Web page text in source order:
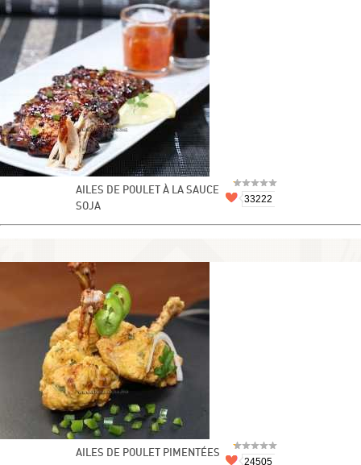
AILES DE POULET À LA SAUCE
SOJA
33222
AILES DE POULET PIMENTÉES
24505